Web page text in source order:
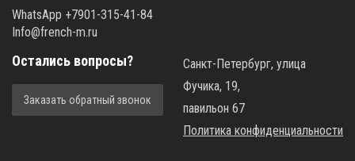
WhatsApp +7901-315-41-84
Info@french-m.ru
Остались вопросы?
Заказать обратный звонок
Санкт-Петербург, улица
Фучика, 19,
павильон 67
Политика конфиденциальности